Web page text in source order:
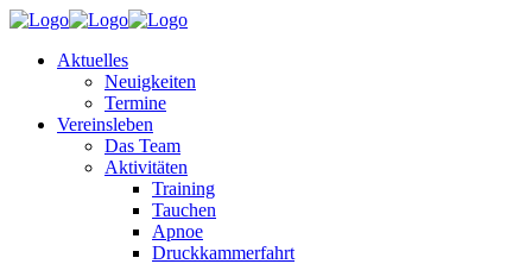
Aktuelles
Neuigkeiten
Termine
Vereinsleben
Das Team
Aktivitäten
Training
Tauchen
Apnoe
Druckkammerfahrt